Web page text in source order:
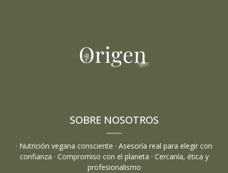
SOBRE NOSOTROS
· Nutrición vegana consciente · Asesoría real para elegir con
confianza · Compromiso con el planeta · Cercanía, ética y
profesionalismo